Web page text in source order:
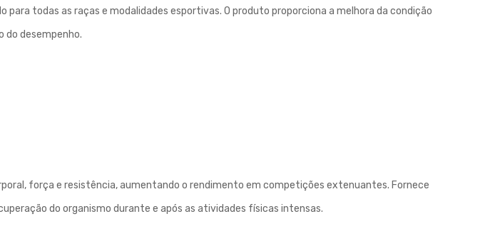
para todas as raças e modalidades esportivas. O produto proporciona a melhora da condição
do desempenho.
força e resistência, aumentando o rendimento em competições extenuantes. Fornece
do organismo durante e após as atividades físicas intensas.